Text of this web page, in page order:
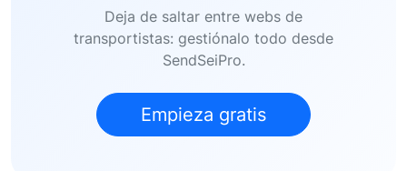
Deja de saltar entre webs de
transportistas: gestiónalo todo desde
SendSeiPro.
Empieza gratis